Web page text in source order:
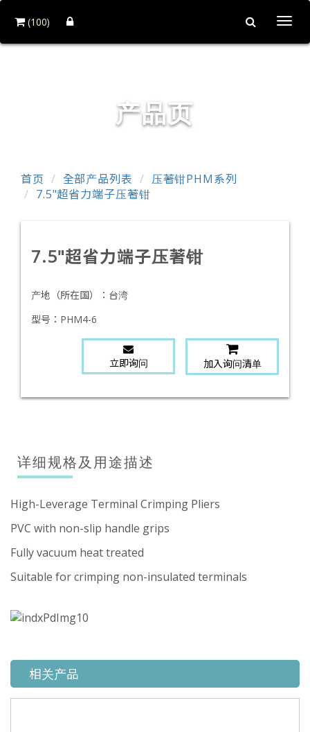
(100)
产品页
首页 全部产品列表
压著钳PHM系列
7.5"超省力端子压著钳
7.5"超省力端子压著钳
产地（所在国）： 台湾
型号： PHM4-6
立即询问 加入询问清单
详细规格及用途描述
High-Leverage Terminal Crimping Pliers
PVC with non-slip handle grips
Fully vacuum heat treated
Suitable for crimping non-insulated terminals
相关产品